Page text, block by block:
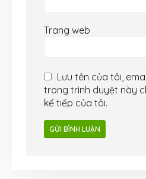
Trang web
Lưu tên của tôi,
trong trình duyệt này
kế tiếp của tôi.